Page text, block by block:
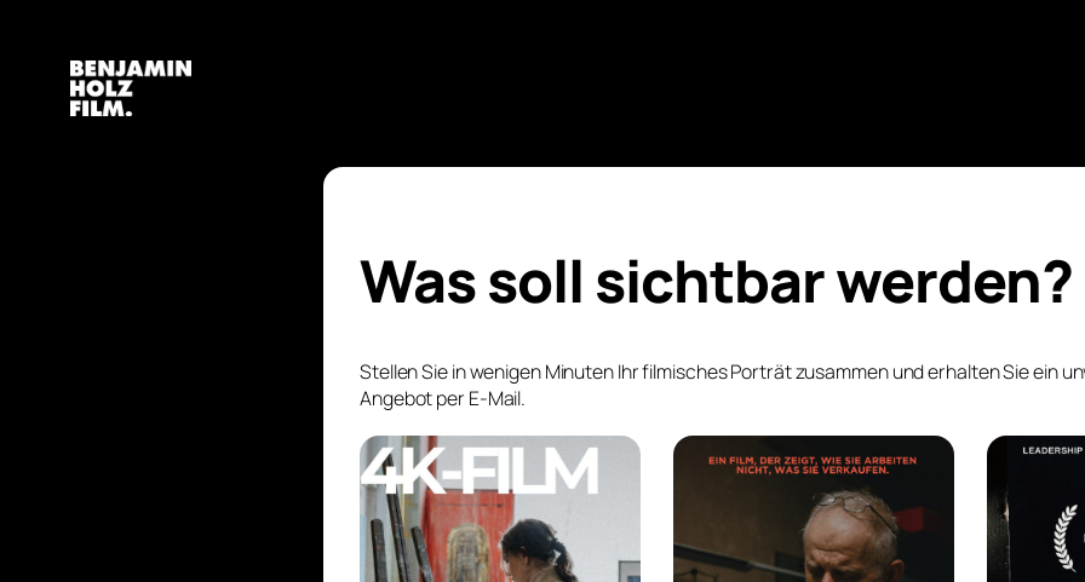
Was soll sichtbar werden?
Stellen Sie in wenigen Minuten Ihr filmisches Porträt zusammen und erhalten Sie ein
Angebot per E-Mail.